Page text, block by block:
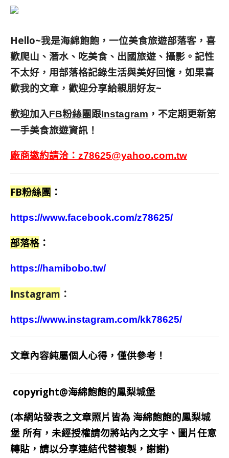
Hello~我是海綿飽飽，一位美食旅遊部落客， 喜
歡爬山、潛水、吃美食、出國旅遊、攝影。 記性
不太好，用部落格記錄生活與美好回憶， 如果喜
歡我的文章，歡迎分享給親朋好友~
歡迎加入FB粉絲團跟Instagram ，不定期更新第
一手美食旅遊資訊！
廠商邀約請洽： z78625@yahoo.com.tw
FB粉絲團 ：
https://www.facebook.com/z78625/
部落格 ：
https://hamibobo.tw/
Instagram ：
https://www.instagram.com/kk78625/
文章內容純屬個人心得，僅供參考！
copyright@海綿飽飽的鳳梨城堡
(本網站發表之文章照片皆為 海綿飽飽的鳳梨城
堡 所有，未經授權請勿將站內之文字、圖片任意
轉貼，請以分享連結代替複製，謝謝)